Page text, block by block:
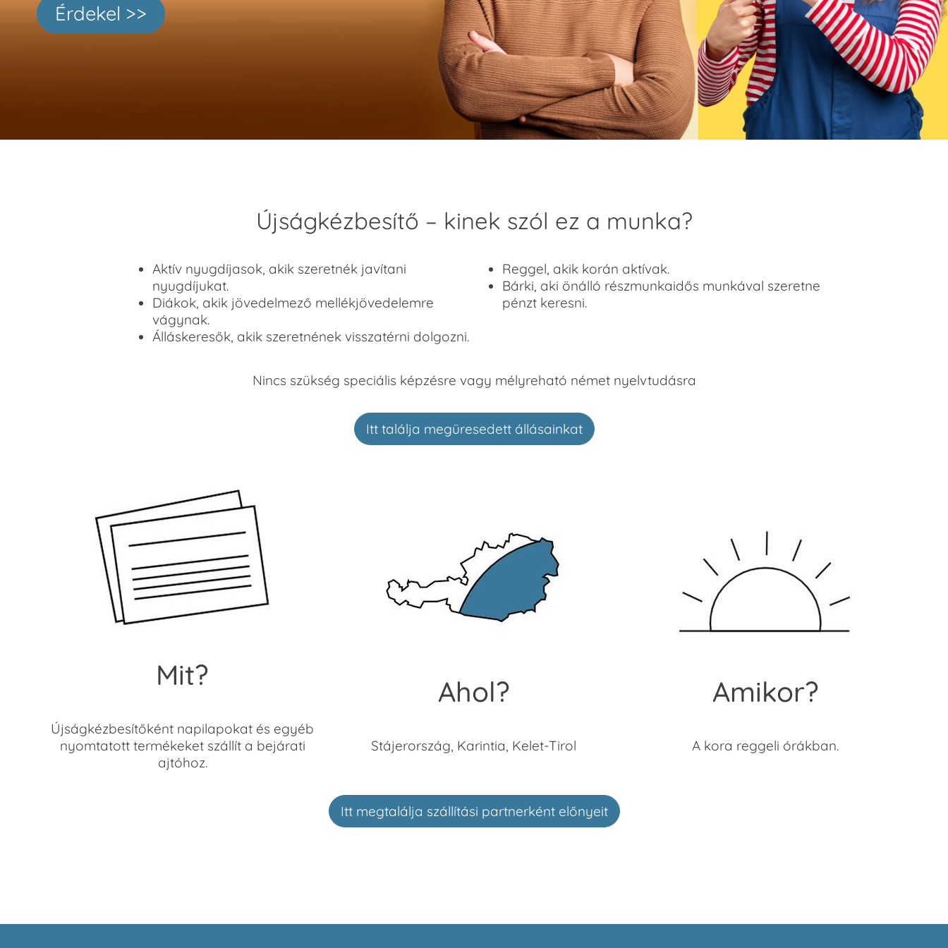
Érdekel >>
Újságkézbesítő – kinek szól ez a munka?
Aktív nyugdíjasok, akik szeretnék javítani
nyugdíjukat.
Diákok, akik jövedelmező mellékjövedelemre
vágynak.
Álláskeresők, akik szeretnének visszatérni dolgozni.
Reggel, akik korán aktívak.
Bárki, aki önálló részmunkaidős munkával szeretne
pénzt keresni.
Nincs szükség speciális képzésre vagy mélyreható német nyelvtudásra
Itt találja megüresedett állásainkat
Mit?
Újságkézbesítőként napilapokat és egyéb
nyomtatott termékeket szállít a bejárati
ajtóhoz.
Ahol?
Stájerország, Karintia, Kelet-Tirol
Amikor?
A kora reggeli órákban.
Itt megtalálja szállítási partnerként előnyeit